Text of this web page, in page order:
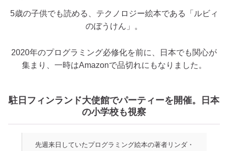
5歳の子供でも読める、テクノロジー絵本である「ルビィ
のぼうけん」。
2020年のプログラミング必修化を前に、日本でも関心が
集まり、一時はAmazonで品切れにもなりました。
駐日フィンランド大使館でパーティーを開催。日本
の小学校も視察
先週来日していたプログラミング絵本の著者リンダ・